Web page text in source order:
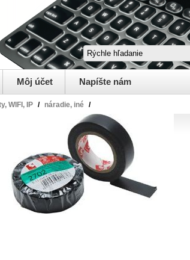
Môj účet Napíšte nám
WIFI, IP / náradie, iné /